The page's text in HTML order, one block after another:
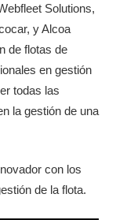
Solutions,
y Alcoa
de flotas de
en gestión
todas las
la gestión de una
con los
de la flota.